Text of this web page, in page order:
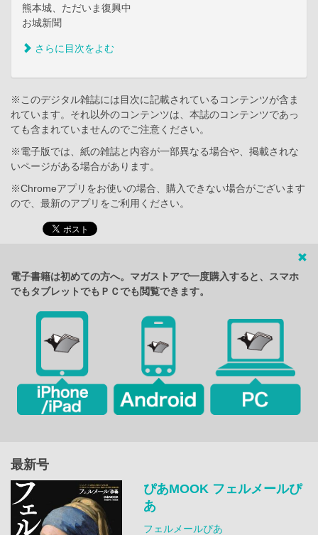
熊本城、ただいま復興中
お城新聞
さらに目次をよむ
※このデジタル雑誌には目次に記載されているコンテンツが含ま
れています。それ以外のコンテンツは、本誌のコンテンツであっ
ても含まれていませんのでご注意ください。
※電子版では、紙の雑誌と内容が一部異なる場合や、掲載されな
いページがある場合があります。
※Chromeアプリをお使いの場合、購入できない場合がございます
ので、最新のアプリをご利用ください。
電子書籍は初めての方へ。マガストアで一度購入すると、スマホ
でもタブレットでもＰＣでも閲覧できます。
最新号
ぴあMOOK フェルメールぴ
あ
フェルメールぴあ